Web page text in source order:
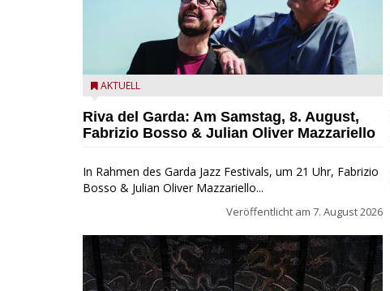
Fabrizio Bosso & Julian Oliver Mazzariello zu Gast beim
AKTUELL
Riva del Garda: Am Samstag, 8. August,
Fabrizio Bosso & Julian Oliver Mazzariello
In Rahmen des Garda Jazz Festivals, um 21 Uhr, Fabrizio
Bosso & Julian Oliver Mazzariello...
Veröffentlicht am 7. August 2026